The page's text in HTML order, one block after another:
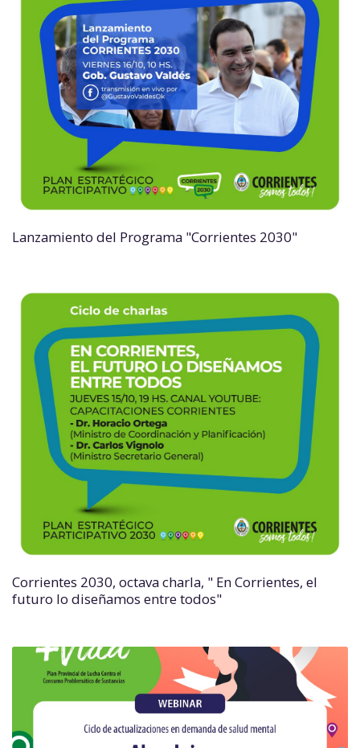
Lanzamiento del Programa "Corrientes 2030"
Corrientes 2030, octava charla, " En Corrientes, el
futuro lo diseñamos entre todos"